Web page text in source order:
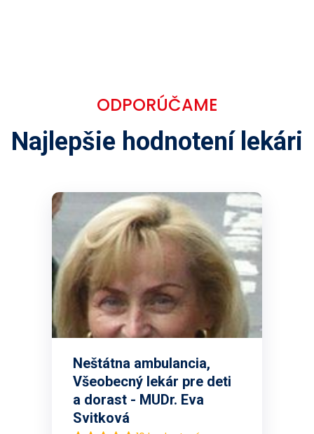
ODPORÚČAME
Najlepšie hodnotení lekári
Neštátna ambulancia,
Všeobecný lekár pre deti
a dorast - MUDr. Eva
Svitková